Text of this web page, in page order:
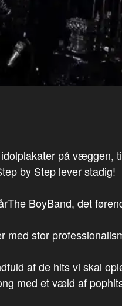
på
by Step lever stadig!
BoyBand, det
stor
af de hits vi skal
med et væld af